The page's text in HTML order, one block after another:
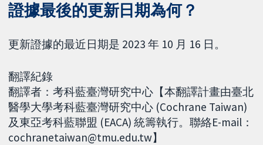
證據最後的更新日期為何？
更新證據的最近日期是 2023 年 10 月 16 日。
翻譯紀錄
翻譯者：考科藍臺灣研究中心【本翻譯計畫由臺北
醫學大學考科藍臺灣研究中心 (Cochrane Taiwan)
及東亞考科藍聯盟 (EACA) 統籌執行。聯絡E-mail：
cochranetaiwan@tmu.edu.tw】